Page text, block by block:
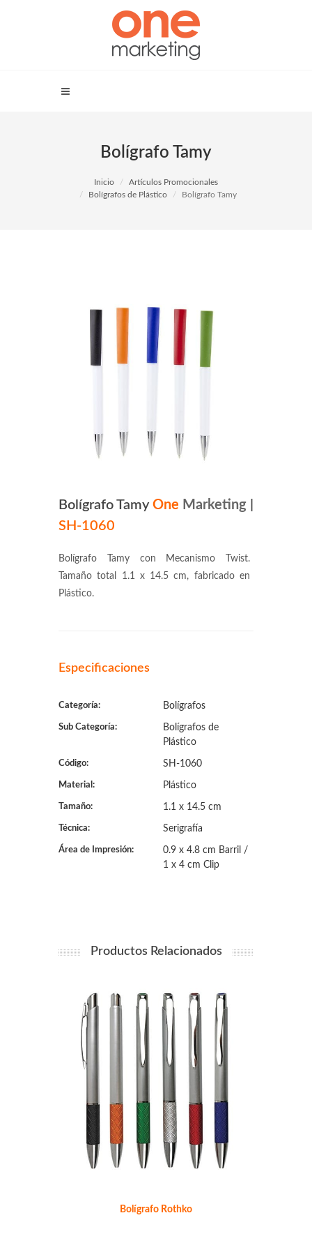
Bolígrafo Tamy
Inicio
Artículos Promocionales
Bolígrafos de Plástico
Bolígrafo Tamy
Bolígrafo Tamy One Marketing
SH-1060
Bolígrafo Tamy con Mecanismo Twist.
Tamaño total 1.1 x 14.5 cm, fabricado en
Plástico.
Especificaciones
Categoría: Bolígrafos
Sub Categoría:
Bolígrafos de
Plástico
Código: SH-1060
Material: Plástico
Tamaño: 1.1 x 14.5 cm
Técnica: Serigrafía
Área de Impresión:
0.9 x 4.8 cm Barril /
1 x 4 cm Clip
Productos Relacionados
Bolígrafo Rothko